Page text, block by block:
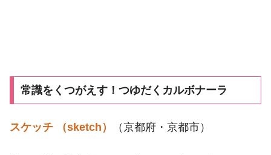
常識をくつがえす！つゆだくカルボナーラ
スケッチ （sketch） （京都府・京都市）